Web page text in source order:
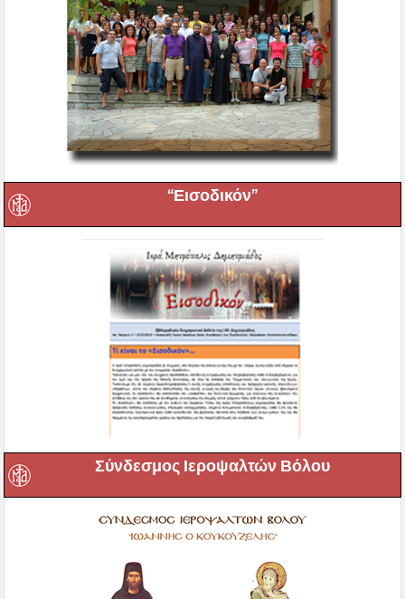
“Εισοδικόν”
Σύνδεσμος Ιεροψαλτών Βόλου